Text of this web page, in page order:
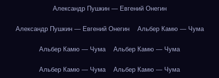
Александр Пушкин — Евгений Онегин
Александр Пушкин — Евгений Онегин Альбер Камю — Чума
Альбер Камю — Чума Альбер Камю — Чума
Альбер Камю — Чума Альбер Камю — Чума